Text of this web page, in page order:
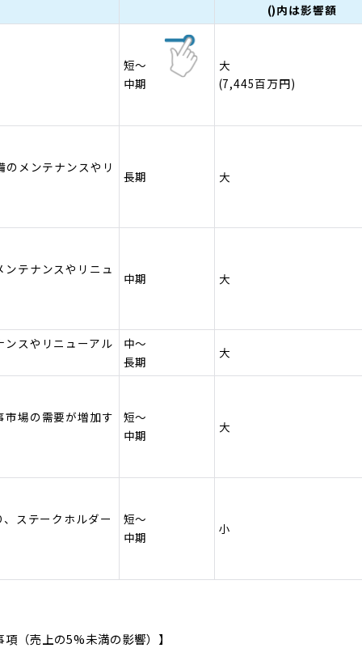
()内は影響額
短～
中期
大
(7,445百万円)
メンテナンスやリ
長期 大
テナンスやリニュ
中期 大
スやリニューアル
中～
長期
大
場の需要が増加す
短～
中期
大
ステークホルダー
短～
中期
小
（売上の5%未満の影響）】